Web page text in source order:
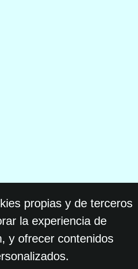
propias y de terceros
la experiencia de
y ofrecer contenidos